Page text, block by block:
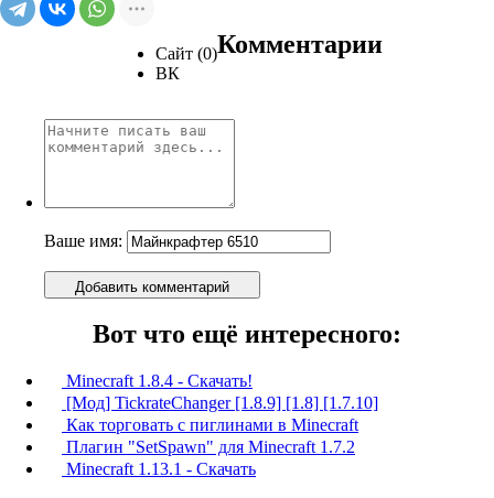
Сайт (0)
ВК
Комментарии
Ваше имя:
Добавить комментарий
Вот что ещё интересного:
Minecraft 1.8.4 - Скачать!
[Мод] TickrateChanger [1.8.9] [1.8] [1.7.10]
Как торговать с пиглинами в Minecraft
Плагин "SetSpawn" для Minecraft 1.7.2
Minecraft 1.13.1 - Скачать